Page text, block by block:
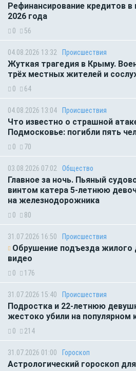
Рефинансирование кредитов в
2026 года
0 56
04.08.2026 13:32 Происшествия
Жуткая трагедия в Крыму.
трёх местных жителей и
0 64
04.08.2026 13:04 Происшествия
Что известно о страшной
Подмосковье: погибли пять
0 70
03.08.2026 07:02 Общество
Главное за ночь. Пьяный
винтом катера 5-летнюю
на железнодорожника
0 80
31.07.2026 16:50 Происшествия
Обрушение подъезда жилого
видео
0 176
31.07.2026 15:40 Происшествия
Подростка и 22-летнюю
жестоко убили на популярном
0 214
31.07.2026 01:00 Гороскоп
Астрологический гороскоп